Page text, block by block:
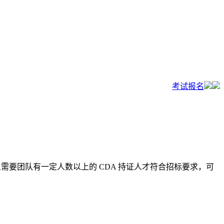
考试报名
要团队有一定人数以上的 CDA 持证人才符合招标要求，可